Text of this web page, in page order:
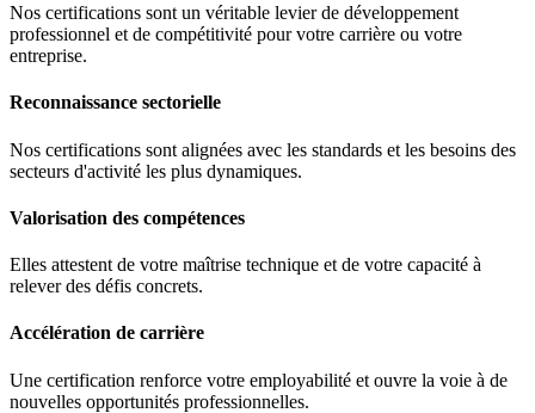
Nos certifications sont un véritable levier de développement
professionnel et de compétitivité pour votre carrière ou votre
entreprise.
Reconnaissance sectorielle
Nos certifications sont alignées avec les standards et les besoins des
secteurs d'activité les plus dynamiques.
Valorisation des compétences
Elles attestent de votre maîtrise technique et de votre capacité à
relever des défis concrets.
Accélération de carrière
Une certification renforce votre employabilité et ouvre la voie à de
nouvelles opportunités professionnelles.